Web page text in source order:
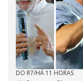
DO R7/HÁ 11 HORAS